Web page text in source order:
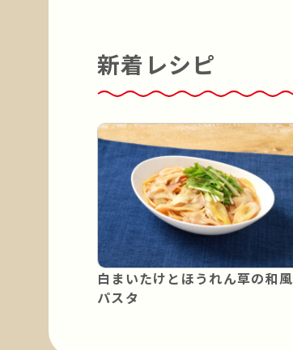
新着レシピ
白まいたけとほうれん草の和風
パスタ